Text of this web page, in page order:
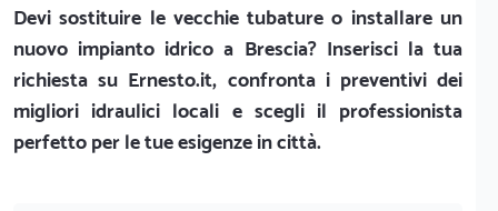
Devi sostituire le vecchie tubature o installare un
nuovo impianto idrico a Brescia? Inserisci la tua
richiesta su Ernesto.it, confronta i preventivi dei
migliori idraulici locali e scegli il professionista
perfetto per le tue esigenze in città.